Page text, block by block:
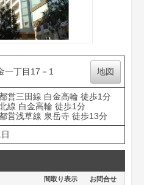
一丁目17－1 地図
営三田線 白金高輪 徒歩1分
線 白金高輪 徒歩1分
営浅草線 泉岳寺 徒歩13分
間取り表示 お問合せ